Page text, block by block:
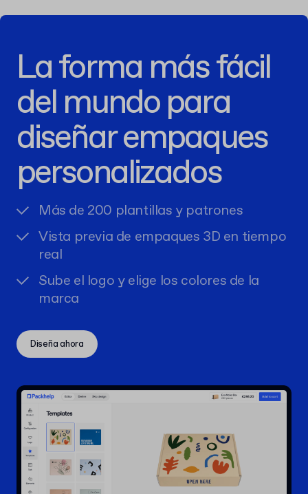
La forma más fácil
del mundo para
diseñar empaques
personalizados
Más de 200 plantillas y patrones
Vista previa de empaques 3D en tiempo
real
Sube el logo y elige los colores de la
marca
Diseña ahora